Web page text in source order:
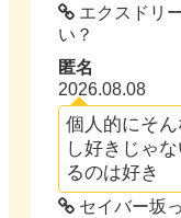
エクスドリ
い？
匿名
2026.08.08
個人的にそ
し好きじゃ
るのは好き
セイバー坂